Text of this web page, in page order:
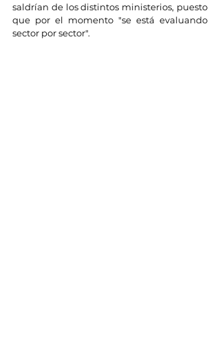
saldrían de los distintos ministerios, puesto
que por el momento "se está evaluando
sector por sector".